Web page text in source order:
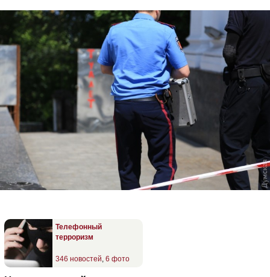
Телефонный
терроризм
346 новостей, 6 фото